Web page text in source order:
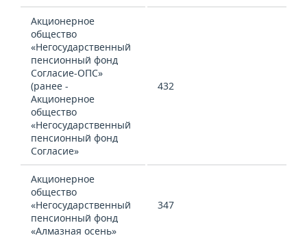
Акционерное
общество
«Негосударственный
пенсионный фонд
Согласие-ОПС»
(ранее -
Акционерное
общество
«Негосударственный
пенсионный фонд
Согласие»
432
Акционерное
общество
«Негосударственный
пенсионный фонд
«Алмазная осень»
347